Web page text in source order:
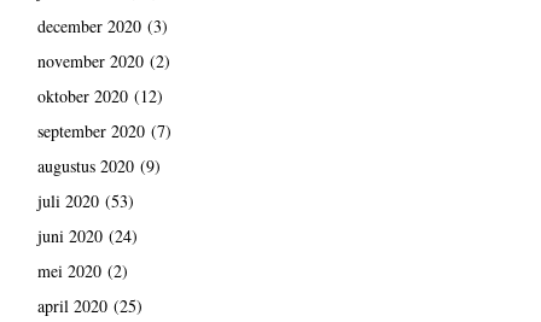
december 2020(3)
november 2020(2)
oktober 2020(12)
september 2020(7)
augustus 2020(9)
juli 2020(53)
juni 2020(24)
mei 2020(2)
april 2020(25)